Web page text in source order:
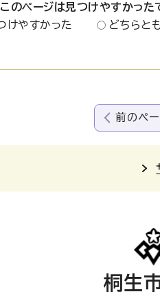
このページは見つけやすかった
けやすかった
どちらと
前のペ
桐生